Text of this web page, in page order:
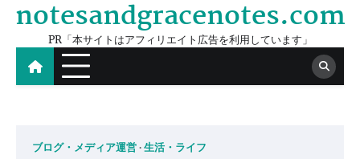
Skip
content
notesandgracenotes.com
PR「本サイトはアフィリエイト広告を利用しています」
ブログ・メディア運営 生活・ライフ